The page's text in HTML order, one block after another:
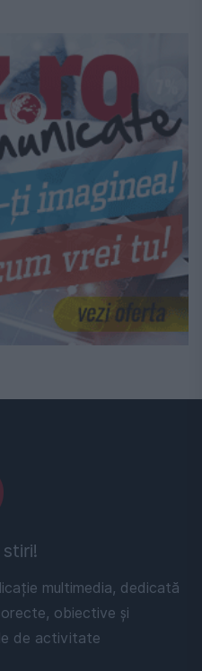
multimedia, dedicată
obiective și
de activitate